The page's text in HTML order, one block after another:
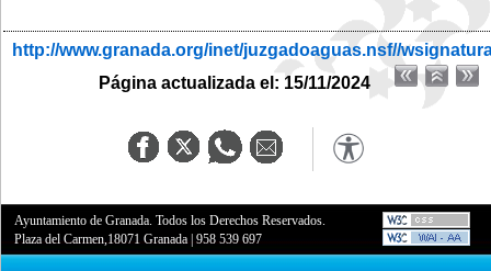
http://www.granada.org/inet/juzgadoaguas.nsf//
Página actualizada el: 15/11/2024
Ayuntamiento de Granada. Todos los Derechos Reservados.
Plaza del Carmen,18071 Granada |958 539 697